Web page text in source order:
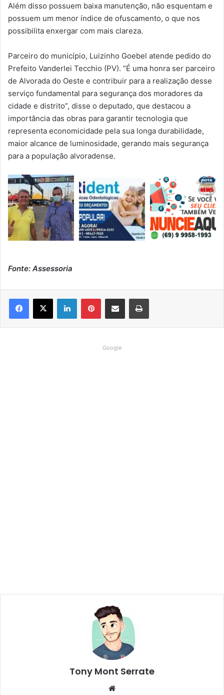
Além disso possuem baixa manutenção, não esquentam e
possuem um menor índice de ofuscamento, o que nos
possibilita enxergar com mais clareza.
Parceiro do município, Luizinho Goebel atende pedido do
Prefeito Vanderlei Tecchio (PV). “É uma honra ser parceiro
de Alvorada do Oeste e contribuir para a realização desse
serviço fundamental para segurança dos moradores da
cidade e distrito”, disse o deputado, que destacou a
importância das obras para garantir tecnologia que
representa economicidade pela sua longa durabilidade,
maior alcance de luminosidade, gerando mais segurança
para a população alvoradense.
Fonte: Assessoria
Google
Tony Mont Serrate